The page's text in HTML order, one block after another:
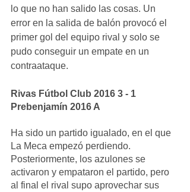
lo que no han salido las cosas. Un
error en la salida de balón provocó el
primer gol del equipo rival y solo se
pudo conseguir un empate en un
contraataque.
Rivas Fútbol Club 2016 3 - 1
Prebenjamín 2016 A
Ha sido un partido igualado, en el que
La Meca empezó perdiendo.
Posteriormente, los azulones se
activaron y empataron el partido, pero
al final el rival supo aprovechar sus